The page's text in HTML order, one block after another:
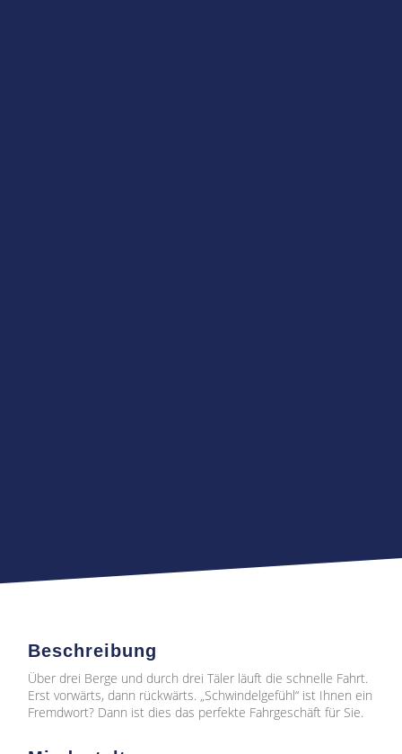
Beschreibung
Über drei Berge und durch drei Täler läuft die schnelle Fahrt.
Erst vorwärts, dann rückwärts. „Schwindelgefühl“ ist Ihnen ein
Fremdwort? Dann ist dies das perfekte Fahrgeschäft für Sie.